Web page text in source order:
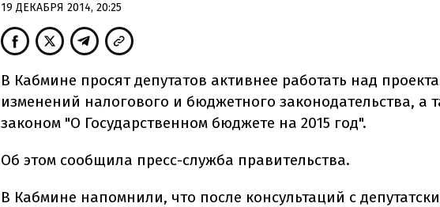
19 ДЕКАБРЯ 2014, 20:25
В Кабмине просят депутатов активнее работать над
изменений налогового и бюджетного законодательства, а
законом "О Государственном бюджете на 2015 год".
Об этом сообщила пресс-служба правительства.
В Кабмине напомнили, что после консультаций с